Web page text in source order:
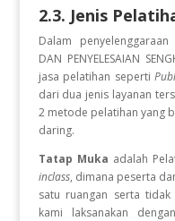
2.3. Jenis
Dalam penyelenggaraan
DAN PENYELESAIAN
jasa pelatihan seperti
dari dua jenis layanan
2 metode pelatihan yang
daring.
Tatap Muka adalah
inclass, dimana peserta
satu ruangan serta
kami laksanakan